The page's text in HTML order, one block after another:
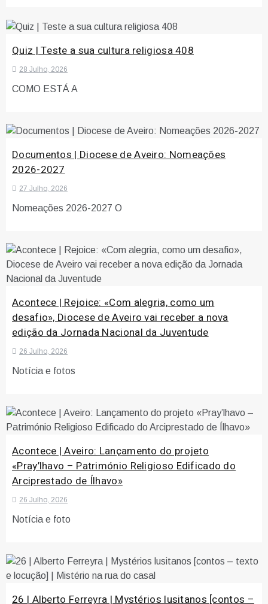
Quiz | Teste a sua cultura religiosa 408
28 Julho, 2026
COMO ESTÁ A
Documentos | Diocese de Aveiro: Nomeações
2026-2027
27 Julho, 2026
Nomeações 2026-2027 O
Acontece | Rejoice: «Com alegria, como um
desafio», Diocese de Aveiro vai receber a nova
edição da Jornada Nacional da Juventude
26 Julho, 2026
Notícia e fotos
Acontece | Aveiro: Lançamento do projeto
«Pray’lhavo – Património Religioso Edificado do
Arciprestado de Ílhavo»
26 Julho, 2026
Notícia e foto
26 | Alberto Ferreyra | Mystérios lusitanos [contos –